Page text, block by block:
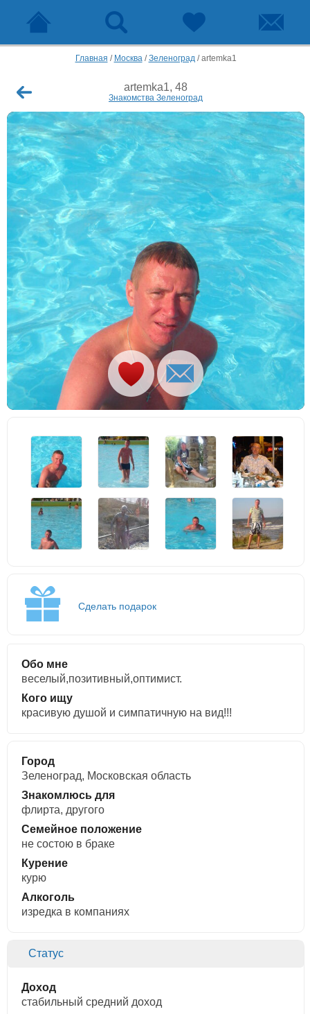
Главная / Москва/Зеленоград/artemka1
artemka1, 48
Знакомства Зеленоград
Сделать подарок
Обо мне
веселый,позитивный,оптимист.
Кого ищу
красивую душой и симпатичную на вид!!!
Город
Зеленоград, Московская область
Знакомлюсь для
флирта, другого
Семейное положение
не состою в браке
Курение
курю
Алкоголь
изредка в компаниях
Статус
Доход
стабильный средний доход